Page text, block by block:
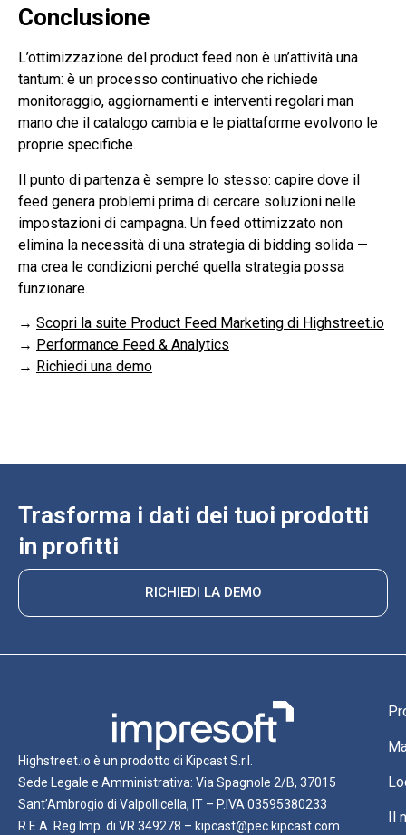
Conclusione
L’ottimizzazione del product feed non è un’attività una
tantum: è un processo continuativo che richiede
monitoraggio, aggiornamenti e interventi regolari man
mano che il catalogo cambia e le piattaforme evolvono le
proprie specifiche.
Il punto di partenza è sempre lo stesso: capire dove il
feed genera problemi prima di cercare soluzioni nelle
impostazioni di campagna. Un feed ottimizzato non
elimina la necessità di una strategia di bidding solida —
ma crea le condizioni perché quella strategia possa
funzionare.
→ Scopri la suite Product Feed Marketing di Highstreet.io
→ Performance Feed & Analytics
→ Richiedi una demo
Trasforma i dati dei tuoi prodotti
in profitti
RICHIEDI LA DEMO
Highstreet.io è un prodotto di Kipcast S.r.l.
Sede Legale e Amministrativa: Via Spagnole 2/B, 37015
Sant’Ambrogio di Valpollicella, IT – P.IVA 03595380233
R.E.A. Reg.Imp. di VR 349278 – kipcast@pec.kipcast.com
Il